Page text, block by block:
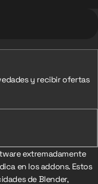
y recibir ofertas
extremadamente
en los addons. Estos
de Blender,